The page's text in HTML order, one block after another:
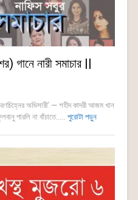
গানে নারী সমাচার ||
অভিসারী’ — শহীদ কাদরী আজম খান
পারলি না বাঁচাতে..... পুরোটা পড়ুন